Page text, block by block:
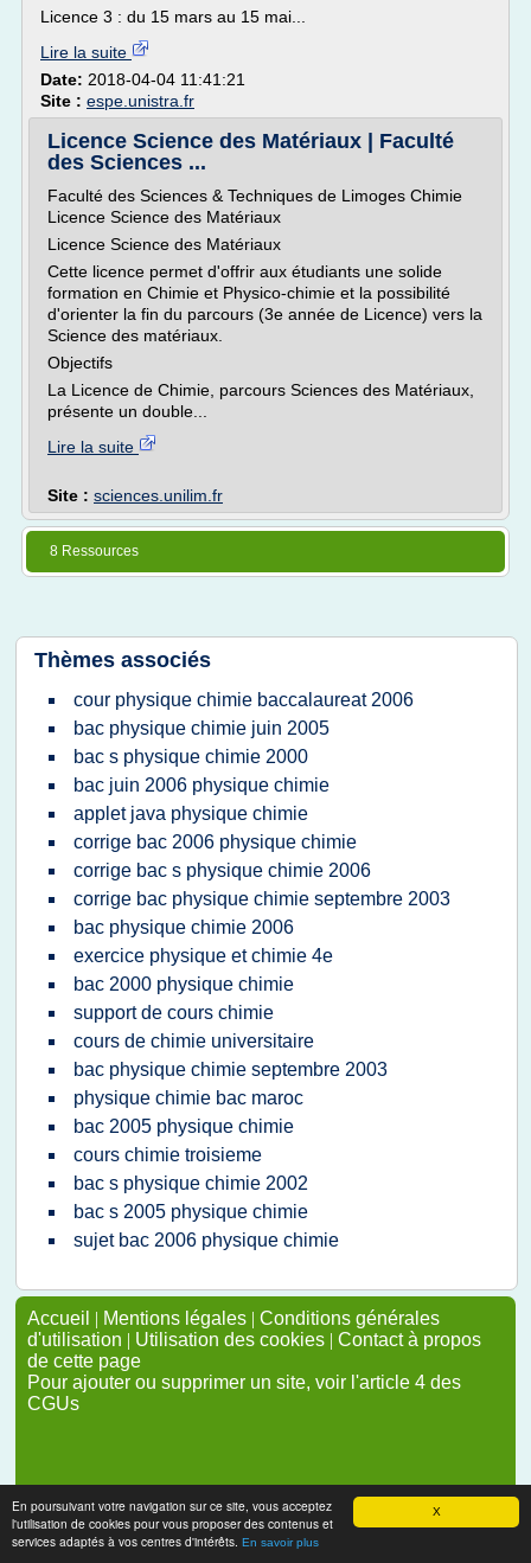
X
En poursuivant votre navigation sur ce site, vous acceptez
l'utilisation de cookies pour vous proposer des contenus et
services adaptés à vos centres d'intérêts. En savoir plus
Licence 3 : du 15 mars au 15 mai...
Lire la suite
Date: 2018-04-04 11:41:21
Site : espe.unistra.fr
Licence Science des Matériaux | Faculté
des Sciences ...
Faculté des Sciences & Techniques de Limoges Chimie
Licence Science des Matériaux
Licence Science des Matériaux
Cette licence permet d'offrir aux étudiants une solide
formation en Chimie et Physico-chimie et la possibilité
d'orienter la fin du parcours (3e année de Licence) vers la
Science des matériaux.
Objectifs
La Licence de Chimie, parcours Sciences des Matériaux,
présente un double...
Lire la suite
Site : sciences.unilim.fr
8 Ressources
Thèmes associés
cour physique chimie baccalaureat 2006
bac physique chimie juin 2005
bac s physique chimie 2000
bac juin 2006 physique chimie
applet java physique chimie
corrige bac 2006 physique chimie
corrige bac s physique chimie 2006
corrige bac physique chimie septembre 2003
bac physique chimie 2006
exercice physique et chimie 4e
bac 2000 physique chimie
support de cours chimie
cours de chimie universitaire
bac physique chimie septembre 2003
physique chimie bac maroc
bac 2005 physique chimie
cours chimie troisieme
bac s physique chimie 2002
bac s 2005 physique chimie
sujet bac 2006 physique chimie
Accueil | Mentions légales | Conditions générales
d'utilisation | Utilisation des cookies | Contact à propos
de cette page
Pour ajouter ou supprimer un site, voir l'article 4 des
CGUs